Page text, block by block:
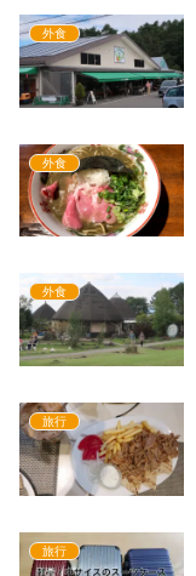
外食
外食
外食
旅行
旅行